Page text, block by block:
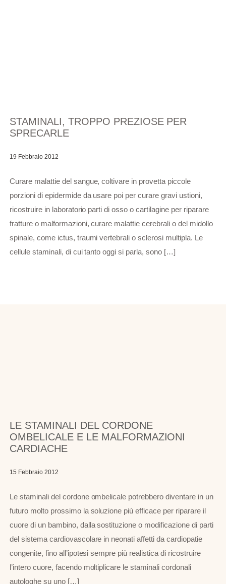
STAMINALI, TROPPO PREZIOSE PER
SPRECARLE
19 Febbraio 2012
Curare malattie del sangue, coltivare in provetta piccole
porzioni di epidermide da usare poi per curare gravi ustioni,
ricostruire in laboratorio parti di osso o cartilagine per riparare
fratture o malformazioni, curare malattie cerebrali o del midollo
spinale, come ictus, traumi vertebrali o sclerosi multipla. Le
cellule staminali, di cui tanto oggi si parla, sono […]
LE STAMINALI DEL CORDONE
OMBELICALE E LE MALFORMAZIONI
CARDIACHE
15 Febbraio 2012
Le staminali del cordone ombelicale potrebbero diventare in un
futuro molto prossimo la soluzione più efficace per riparare il
cuore di un bambino, dalla sostituzione o modificazione di parti
del sistema cardiovascolare in neonati affetti da cardiopatie
congenite, fino all’ipotesi sempre più realistica di ricostruire
l’intero cuore, facendo moltiplicare le staminali cordonali
autologhe su uno […]